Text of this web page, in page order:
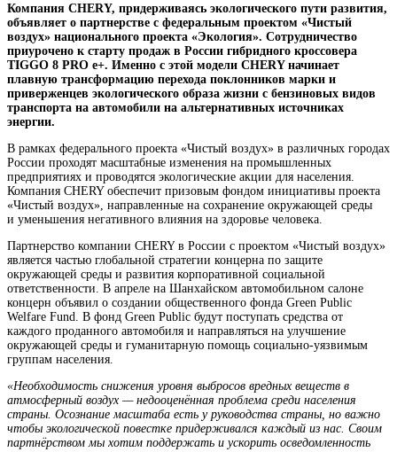
Компания CHERY, придерживаясь экологического пути развития,
объявляет о партнерстве c федеральным проектом «Чистый
воздух» национального проекта «Экология». Сотрудничество
приурочено к старту продаж в России гибридного кроссовера
TIGGO 8 PRO e+. Именно с этой модели CHERY начинает
плавную трансформацию перехода поклонников марки и
приверженцев экологического образа жизни с бензиновых видов
транспорта на автомобили на альтернативных источниках
энергии.
В рамках федерального проекта «Чистый воздух» в различных городах
России проходят масштабные изменения на промышленных
предприятиях и проводятся экологические акции для населения.
Компания CHERY обеспечит призовым фондом инициативы проекта
«Чистый воздух», направленные на сохранение окружающей среды
и уменьшения негативного влияния на здоровье человека.
Партнерство компании CHERY в России с проектом «Чистый воздух»
является частью глобальной стратегии концерна по защите
окружающей среды и развития корпоративной социальной
ответственности. В апреле на Шанхайском автомобильном салоне
концерн объявил о создании общественного фонда Green Public
Welfare Fund В фонд Green Public будут поступать средства от
каждого проданного автомобиля и направляться на улучшение
окружающей среды и гуманитарную помощь социально-уязвимым
группам населения.
«Необходимость снижения уровня выбросов вредных веществ в
атмосферный воздух — недооценённая проблема среди населения
страны. Осознание масштаба есть у руководства страны, но важно
чтобы экологической повестке придерживался каждый из нас. Своим
партнёрством мы хотим поддержать и ускорить осведомленность